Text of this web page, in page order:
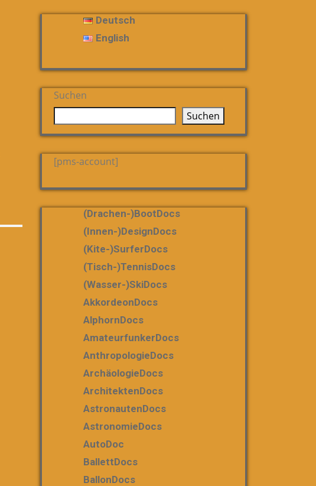
Deutsch
English
Suchen
Suchen
[pms-account]
(Drachen-)bootDocs
(Innen-)DesignDocs
(Kite-)SurferDocs
(Tisch-)TennisDocs
(Wasser-)SkiDocs
AkkordeonDocs
AlphornDocs
AmateurfunkerDocs
AnthropologieDocs
ArchäologieDocs
ArchitektenDocs
AstronautenDocs
AstronomieDocs
AutoDoc
BallettDocs
BallonDocs